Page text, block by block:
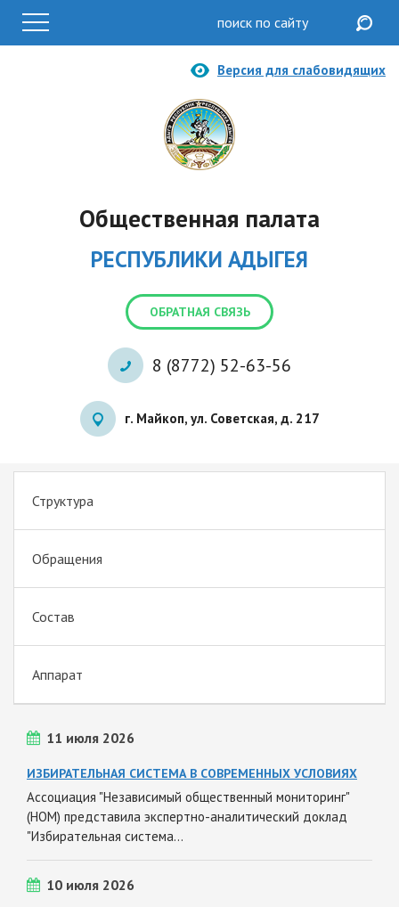
Общественная палата
РЕСПУБЛИКИ АДЫГЕЯ
ОБРАТНАЯ СВЯЗЬ
8 (8772) 52-63-56
г. Майкоп, ул. Советская, д. 217
Версия для слабовидящих
Структура
Обращения
Состав
Аппарат
11 июля 2026
ИЗБИРАТЕЛЬНАЯ СИСТЕМА В СОВРЕМЕННЫХ УСЛОВИЯХ
Ассоциация "Независимый общественный мониторинг"
(НОМ) представила экспертно-аналитический доклад
"Избирательная система…
10 июля 2026